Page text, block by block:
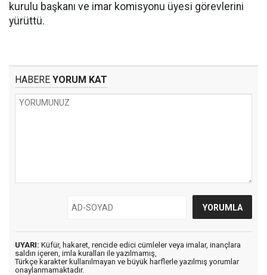
kurulu başkanı ve imar komisyonu üyesi görevlerini
yürüttü.
HABERE YORUM KAT
UYARI: Küfür, hakaret, rencide edici cümleler veya imalar, inançlara
saldırı içeren, imla kuralları ile yazılmamış,
Türkçe karakter kullanılmayan ve büyük harflerle yazılmış yorumlar
onaylanmamaktadır.